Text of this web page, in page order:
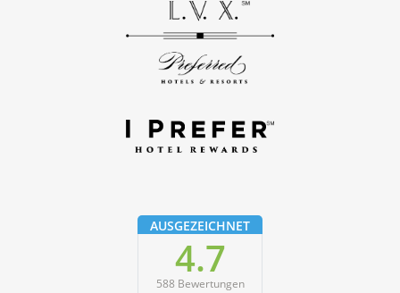
AUSGEZEICHNET
4.7
588 Bewertungen